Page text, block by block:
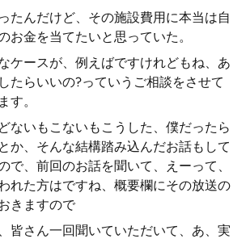
たんだけど、その施設費用に本当は自
お金を当てたいと思っていた。
ケースが、例えばですけれどもね、あ
たらいいの?っていうご相談をさせて
す。
ないもこないもこうした、僕だったら
か、そんな結構踏み込んだお話もして
で、前回のお話を聞いて、えーって、
れた方はですね、概要欄にその放送の
きますので
皆さん一回聞いていただいて、あ、実